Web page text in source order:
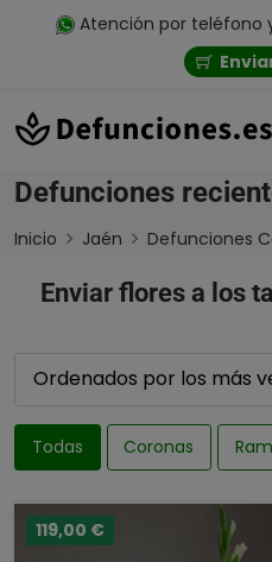
Atención por teléfono
Defunciones
Inicio Jaén Defunciones
Enviar flores a los
Todas Coronas
119,00 €